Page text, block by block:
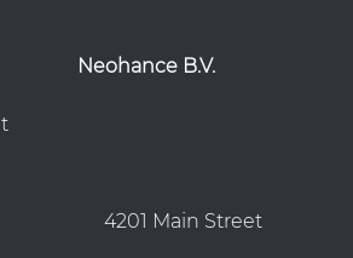
Neohance B.V.
Main Street